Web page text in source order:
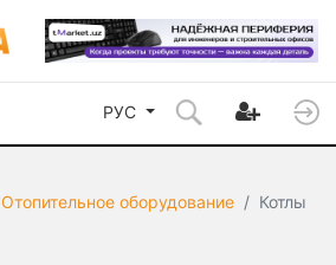
РУС
Отопительное оборудование Котлы